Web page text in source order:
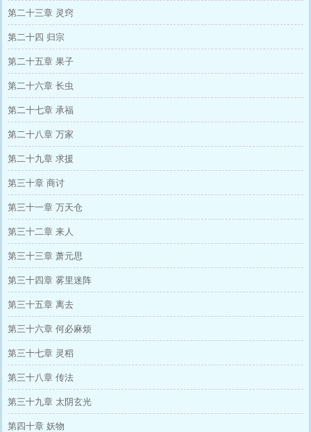
第二十三章 灵窍
第二十四 归宗
第二十五章 果子
第二十六章 长虫
第二十七章 承福
第二十八章 万家
第二十九章 求援
第三十章 商讨
第三十一章 万天仓
第三十二章 来人
第三十三章 萧元思
第三十四章 雾里迷阵
第三十五章 离去
第三十六章 何必麻烦
第三十七章 灵稻
第三十八章 传法
第三十九章 太阴玄光
第四十章 妖物